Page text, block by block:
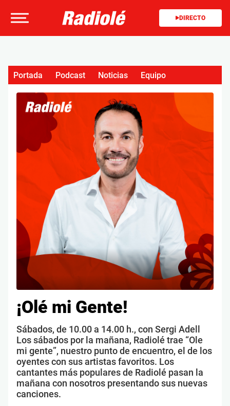
DIRECTO
¡Olé mi Gente!
Sábados, de 10.00 a 14.00 h., con Sergi Adell
Los sábados por la mañana, Radiolé trae “Ole
mi gente”, nuestro punto de encuentro, el de los
oyentes con sus artistas favoritos. Los
cantantes más populares de Radiolé pasan la
mañana con nosotros presentando sus nuevas
canciones.
Portada Podcast Noticias Equipo